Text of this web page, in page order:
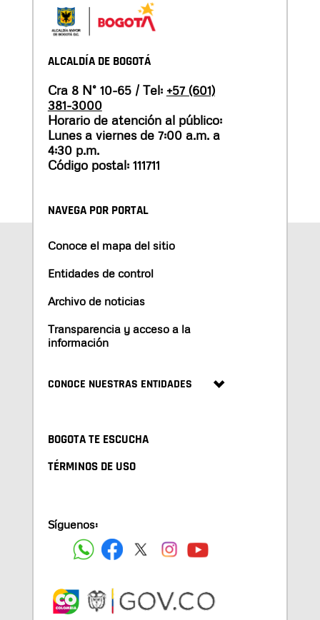
ALCALDÍA DE BOGOTÁ
Cra 8 N° 10-65 / Tel: +57 (601)
381-3000
Horario de atención al público:
Lunes a viernes de 7:00 a.m. a
4:30 p.m.
Código postal: 111711
NAVEGA POR PORTAL
Conoce el mapa del sitio
Entidades de control
Archivo de noticias
Transparencia y acceso a la
información
CONOCE NUESTRAS ENTIDADES
BOGOTA TE ESCUCHA
TÉRMINOS DE USO
Síguenos: